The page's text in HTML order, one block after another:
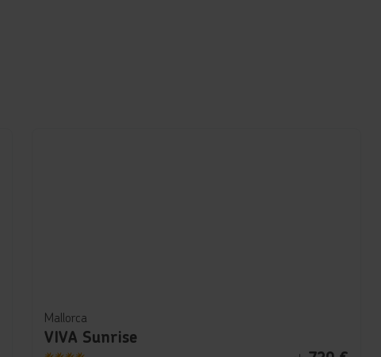
Mallorca
VIVA Sunrise